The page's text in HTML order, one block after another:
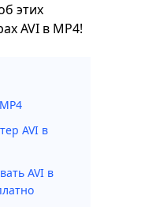
этих
AVI в MP4!
AVI в
AVI в